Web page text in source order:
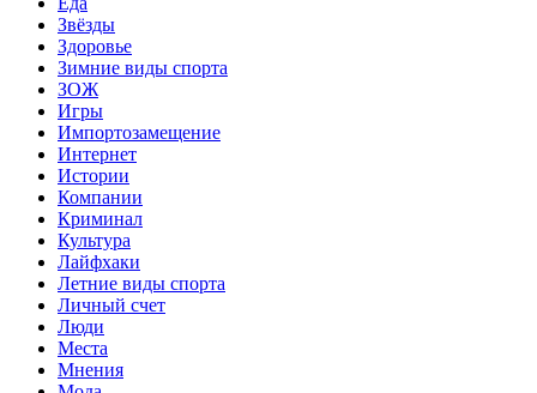
Звёзды
Здоровье
Зимние виды спорта
ЗОЖ
Игры
Импортозамещение
Интернет
Истории
Компании
Криминал
Культура
Лайфхаки
Летние виды спорта
Личный счет
Люди
Места
Мнения